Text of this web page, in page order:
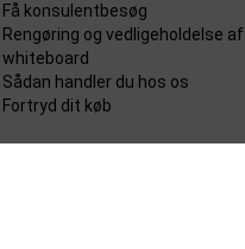
Få konsulentbesøg
Rengøring og vedligeholdelse af
whiteboard
Sådan handler du hos os
Fortryd dit køb